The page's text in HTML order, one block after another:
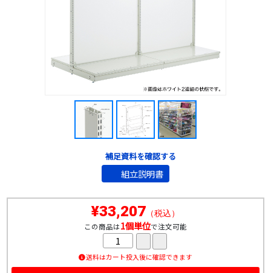
¥33,207 （税込）
この商品は1個単位で注文可能
送料はカート投入後に確認できます
補足資料を確認する
組立説明書